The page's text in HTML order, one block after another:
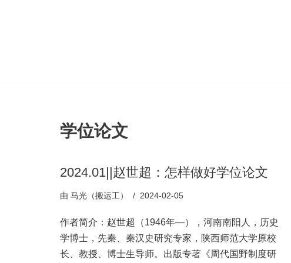
学位论文
2024.01||赵世超：怎样做好学位论文
由 马光（搬运工） 2024-02-05
作者简介：赵世超（1946年—），河南南阳人，历史
学博士，先秦、秦汉史研究专家，陕西师范大学原校
长、教授、博士生导师。出版专著《周代国野制度研